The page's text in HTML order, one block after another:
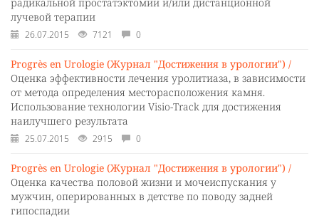
лучевой терапии
26.07.2015 7121 0
Progrès en Urologie (Журнал "Достижения в урологии") /
Оценка эффективности лечения уролитиаза, в зависимости
от метода определения месторасположения камня.
Использование технологии Visio-Track для достижения
наилучшего результата
25.07.2015 2915 0
Progrès en Urologie (Журнал "Достижения в урологии") /
Оценка качества половой жизни и мочеиспускания у
мужчин, оперированных в детстве по поводу задней
гипоспадии